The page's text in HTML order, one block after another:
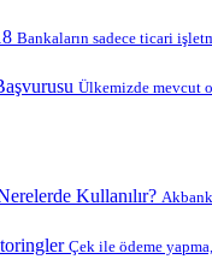
Bankaların sadece ticari
Ülkemizde mevcut
Kullanılır?
Çek ile ödeme